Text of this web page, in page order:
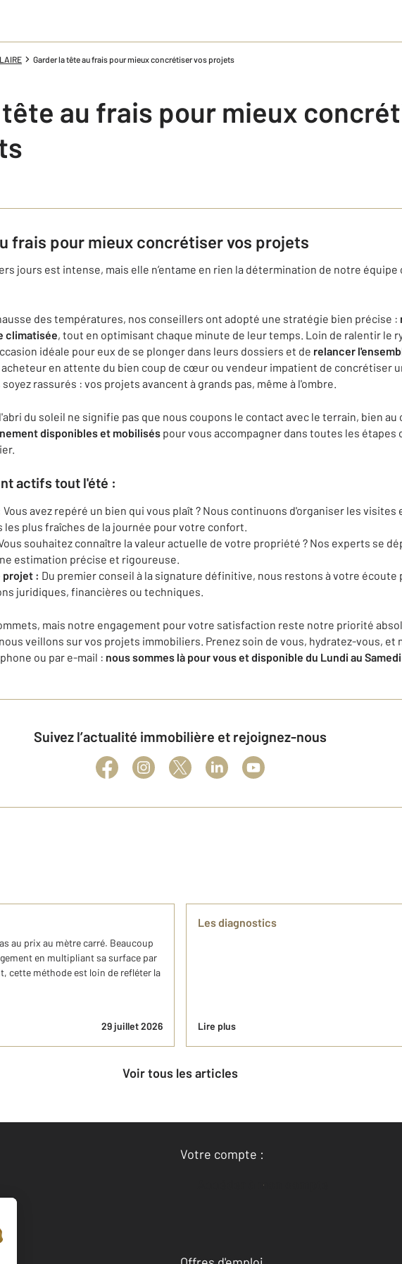
Garder la tête au frais pour mieux concrétiser vos projets
tête au frais pour mieux
frais pour mieux concrétiser vos projets
jours est intense, mais elle n’entame en rien la détermination de notre équipe
des températures, nos conseillers ont adopté une stratégie bien précise :
climatisée, tout en optimisant chaque minute de leur temps. Loin de ralentir le
idéale pour eux de se plonger dans leurs dossiers et de relancer
acheteur en attente du bien coup de cœur ou vendeur impatient de concrétiser
rassurés : vos projets avancent à grands pas, même à l'ombre.
du soleil ne signifie pas que nous coupons le contact avec le terrain, bien au
disponibles et mobilisés pour vous accompagner dans toutes les étapes
actifs tout l'été :
Vous avez repéré un bien qui vous plaît ? Nous continuons d'organiser les visites
les plus fraîches de la journée pour votre confort.
souhaitez connaître la valeur actuelle de votre propriété ? Nos experts se
estimation précise et rigoureuse.
projet : Du premier conseil à la signature définitive, nous restons à votre écoute
juridiques, financières ou techniques.
mais notre engagement pour votre satisfaction reste notre priorité
veillons sur vos projets immobiliers. Prenez soin de vous, hydratez-vous, et
ou par e-mail : nous sommes là pour vous et disponible du Lundi au
Suivez l’actualité immobilière et rejoignez-nous
au prix au mètre carré. Beaucoup
en multipliant sa surface par
cette méthode est loin de refléter la
29 juillet 2026
Les diagnostics
Lire plus
Voir tous les articles
Votre compte :
Accéder à mon compte